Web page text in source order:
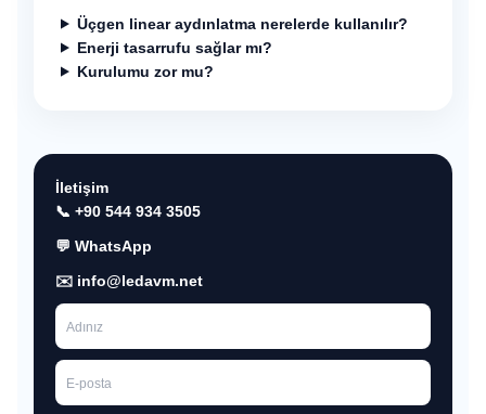
Üçgen linear aydınlatma nerelerde kullanılır?
Enerji tasarrufu sağlar mı?
Kurulumu zor mu?
İletişim
📞 +90 544 934 3505
💬 WhatsApp
✉️ info@ledavm.net